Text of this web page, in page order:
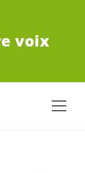
voix